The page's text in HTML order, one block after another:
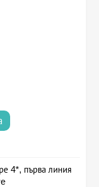
4*, първа линия